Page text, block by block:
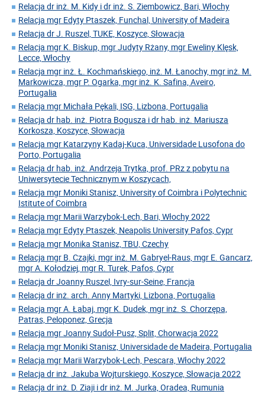
Relacja dr inż. M. Kidy i dr inż. S. Ziembowicz, Bari, Włochy
Relacja mgr Edyty Ptaszek, Funchal, University of Madeira
Relacja dr J. Ruszel, TUKE, Koszyce, Słowacja
Relacja mgr K. Biskup, mgr Judyty Rżany, mgr Eweliny Klęsk,
Lecce, Włochy
Relacja mgr inż. Ł. Kochmańskiego, inż. M. Łanochy, mgr inż. M.
Markowicza, mgr P. Ogarka, mgr inż. K. Safina, Aveiro,
Portugalia
Relacja mgr Michała Pękali, ISG, Lizbona, Portugalia
Relacja dr hab. inż. Piotra Bogusza i dr hab. inż. Mariusza
Korkosza, Koszyce, Słowacja
Relacja mgr Katarzyny Kadaj-Kuca, Universidade Lusofona do
Porto, Portugalia
Relacja dr hab. inż. Andrzeja Trytka, prof. PRz z pobytu na
Uniwersytecie Technicznym w Koszycach,
Relacja mgr Moniki Stanisz, University of Coimbra i Polytechnic
Istitute of Coimbra
Relacja mgr Marii Warzybok-Lech, Bari, Włochy 2022
Relacja mgr Edyty Ptaszek, Neapolis University Pafos, Cypr
Relacja mgr Monika Stanisz, TBU, Czechy
Relacja mgr B. Czajki, mgr inż. M. Gabryel-Raus, mgr E. Gancarz,
mgr A. Kołodziej, mgr R. Turek, Pafos, Cypr
Relacja dr Joanny Ruszel, Ivry-sur-Seine, Francja
Relacja dr inż. arch. Anny Martyki, Lizbona, Portugalia
Relacja mgr A. Łabaj, mgr K. Dudek, mgr inż. S. Chorzępa,
Patras, Peloponez, Grecja
Relacja mgr Joanny Sudoł-Pusz, Split, Chorwacja 2022
Relacja mgr Moniki Stanisz, Universidade de Madeira, Portugalia
Relacja mgr Marii Warzybok-Lech, Pescara, Włochy 2022
Relacja dr inż. Jakuba Wojturskiego, Koszyce, Słowacja 2022
Relacja dr inż. D. Ziaji i dr inż. M. Jurka, Oradea, Rumunia